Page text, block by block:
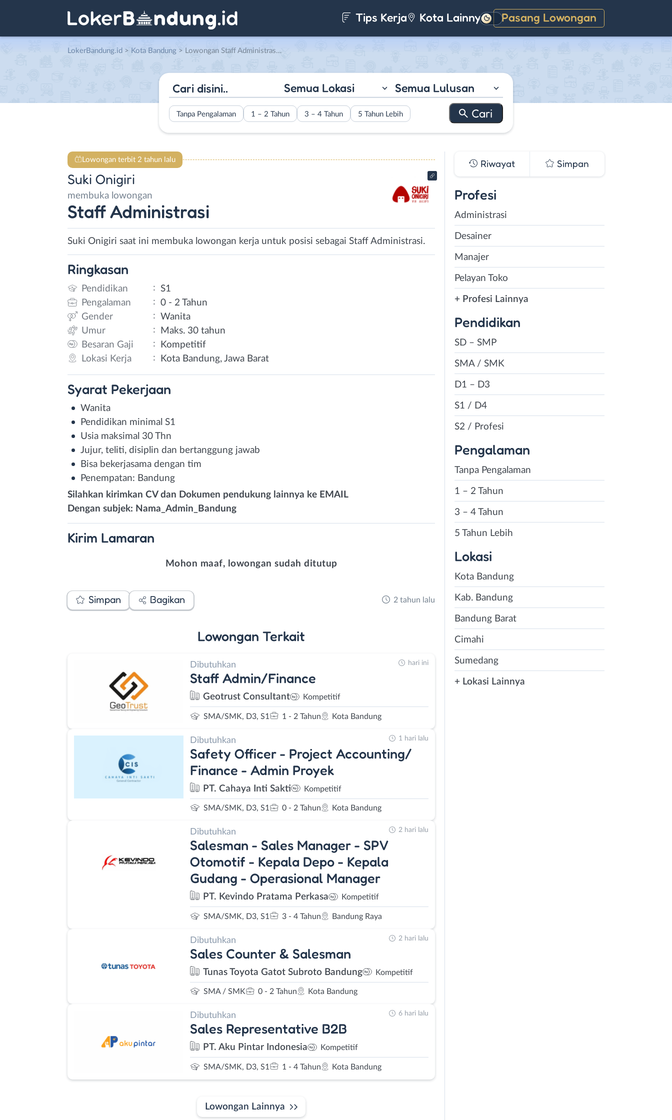
Tips Kerja Kota Lainnya Pasang Lowongan
Gelap
LokerBandung.id > Kota Bandung > Lowongan Staff Administrasi di Suki Onigiri
Semua Lokasi Semua Lulusan
Tanpa Pengalaman 1 – 2 Tahun 3 – 4 Tahun 5 Tahun Lebih
Lowongan terbit 2 tahun lalu
Suki Onigiri
membuka lowongan
Staff Administrasi
Suki Onigiri saat ini membuka lowongan kerja untuk posisi sebagai Staff Administrasi.
Ringkasan
Pendidikan : S1
Pengalaman
: 0 - 2 Tahun
Gender
: Wanita
Umur
:
Maks. 30 tahun
Besaran Gaji
:
Kompetitif
Lokasi Kerja
: Kota Bandung, Jawa Barat
Syarat Pekerjaan
Wanita
Pendidikan minimal S1
Usia maksimal 30 Thn
Jujur, teliti, disiplin dan bertanggung jawab
Bisa bekerjasama dengan tim
Penempatan: Bandung
Silahkan kirimkan CV dan Dokumen pendukung lainnya ke EMAIL
Dengan subjek: Nama_Admin_Bandung
Kirim Lamaran
Mohon maaf, lowongan sudah ditutup
Simpan Bagikan 2 tahun lalu
Lowongan Terkait
Dibutuhkan
Staff Admin/Finance
Geotrust Consultant Kompetitif
SMA/SMK, D3, S1 1 - 2 Tahun Kota Bandung
hari ini
Dibutuhkan
Safety Officer - Project Accounting/
Finance - Admin Proyek
PT. Cahaya Inti Sakti Kompetitif
SMA/SMK, D3, S1 0 - 2 Tahun Kota Bandung
1 hari lalu
Dibutuhkan
Salesman - Sales Manager - SPV
Otomotif - Kepala Depo - Kepala
Gudang - Operasional Manager
PT. Kevindo Pratama Perkasa Kompetitif
SMA/SMK, D3, S1 3 - 4 Tahun Bandung Raya
2 hari lalu
Dibutuhkan
Sales Counter & Salesman
Tunas Toyota Gatot Subroto Bandung Kompetitif
SMA / SMK 0 - 2 Tahun Kota Bandung
2 hari lalu
Dibutuhkan
Sales Representative B2B
PT. Aku Pintar Indonesia Kompetitif
SMA/SMK, D3, S1 1 - 4 Tahun Kota Bandung
6 hari lalu
Lowongan Lainnya
Riwayat Simpan
Profesi
Administrasi
Desainer
Manajer
Pelayan Toko
+ Profesi Lainnya
Pendidikan
SD – SMP
SMA / SMK
D1 – D3
S1 / D4
S2 / Profesi
Pengalaman
Tanpa Pengalaman
1 – 2 Tahun
3 – 4 Tahun
5 Tahun Lebih
Lokasi
Kota Bandung
Kab. Bandung
Bandung Barat
Cimahi
Sumedang
+ Lokasi Lainnya